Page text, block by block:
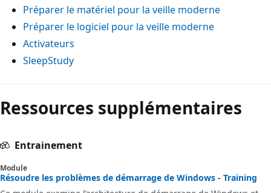
Préparer le matériel pour la veille moderne
Préparer le logiciel pour la veille moderne
Activateurs
SleepStudy
Ressources supplémentaires
Entrainement
Module
Résoudre les problèmes de démarrage de Windows - Training